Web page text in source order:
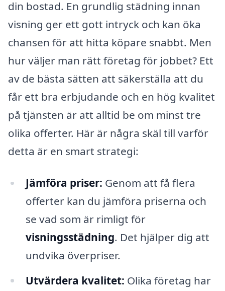
din bostad. En grundlig städning innan
visning ger ett gott intryck och kan öka
chansen för att hitta köpare snabbt. Men
hur väljer man rätt företag för jobbet? Ett
av de bästa sätten att säkerställa att du
får ett bra erbjudande och en hög kvalitet
på tjänsten är att alltid be om minst tre
olika offerter. Här är några skäl till varför
detta är en smart strategi:
Jämföra priser: Genom att få flera
offerter kan du jämföra priserna och
se vad som är rimligt för
visningsstädning. Det hjälper dig att
undvika överpriser.
Utvärdera kvalitet: Olika företag har